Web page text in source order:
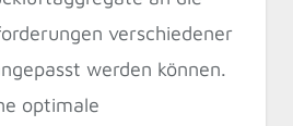
verschiedener
werden können.
optimale